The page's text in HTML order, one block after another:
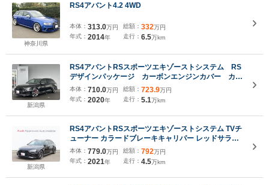
神奈川県
RS4アバント4.2 4WD
本体： 313.0万円
年式： 2014年
総額： 332万円
走行： 6.5万km
新潟県
RS4アバントRSスポーツエキゾーストシステム RS
デザインパッケージ カーボンエンジンカバー カー
ボンスタイリングパッケージ(グロスブラック) プラ
イバシーガラス
本体： 710.0万円
年式： 2020年
総額： 723.9万円
走行： 5.1万km
新潟県
RS4アバントRSスポーツエキゾーストシステム TVチ
ューナー カラードブレーキキャリパー レッドサラウ
ンドビューカメラ/パークアシストブラックAudi rings
パッケージ ヘッドアップディスプレイ
本体： 779.0万円
年式： 2021年
総額： 792万円
走行： 4.5万km